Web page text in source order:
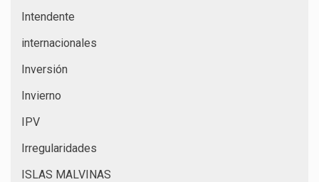
Intendente
internacionales
Inversión
Invierno
IPV
Irregularidades
ISLAS MALVINAS